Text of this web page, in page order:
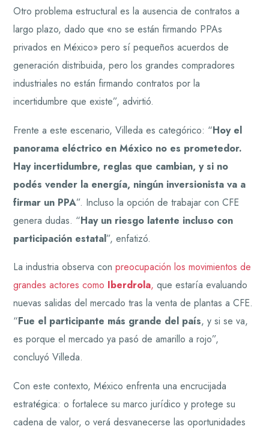
Otro problema estructural es la ausencia de contratos a
largo plazo, dado que «no se están firmando PPAs
privados en México» pero sí pequeños acuerdos de
generación distribuida, pero los grandes compradores
industriales no están firmando contratos por la
incertidumbre que existe”, advirtió.
Frente a este escenario, Villeda es categórico: “Hoy el
panorama eléctrico en México no es prometedor.
Hay incertidumbre, reglas que cambian, y si no
podés vender la energía, ningún inversionista va a
firmar un PPA”. Incluso la opción de trabajar con CFE
genera dudas. “Hay un riesgo latente incluso con
participación estatal”, enfatizó.
La industria observa conpreocupación los movimientos de
grandes actores como Iberdrola, que estaría evaluando
nuevas salidas del mercado tras la venta de plantas a CFE.
“Fue el participante más grande del país, y si se va,
es porque el mercado ya pasó de amarillo a rojo”,
concluyó Villeda.
Con este contexto, México enfrenta una encrucijada
estratégica: o fortalece su marco jurídico y protege su
cadena de valor, o verá desvanecerse las oportunidades